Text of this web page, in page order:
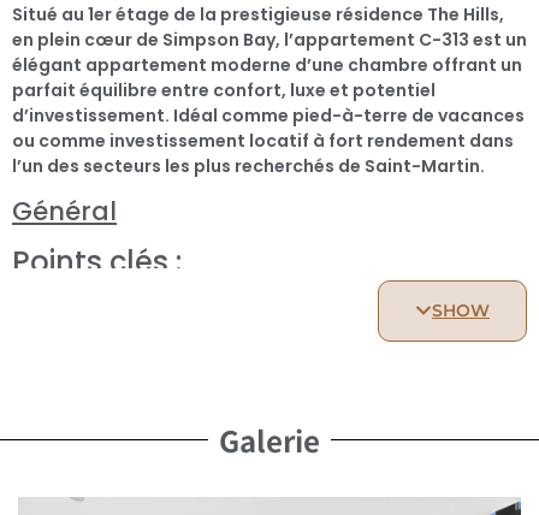
Situé au 1er étage de la prestigieuse résidence The Hills,
en plein cœur de Simpson Bay, l’appartement C-313 est un
élégant appartement moderne d’une chambre offrant un
parfait équilibre entre confort, luxe et potentiel
d’investissement. Idéal comme pied-à-terre de vacances
ou comme investissement locatif à fort rendement dans
l’un des secteurs les plus recherchés de Saint-Martin.
Général
Points clés :
Salle de bain :
SHOW
Galerie